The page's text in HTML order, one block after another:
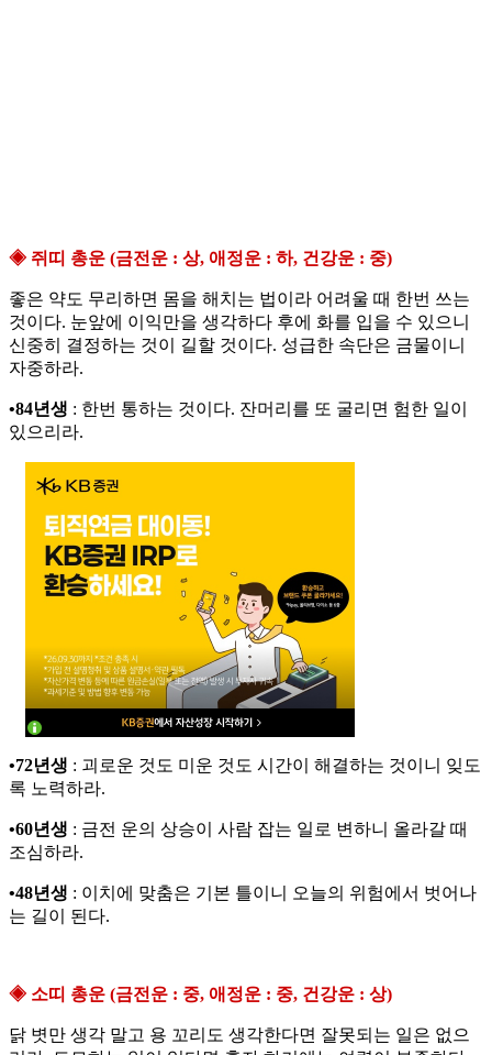
◈ 쥐띠 총운 (금전운 : 상, 애정운 : 하, 건강운 : 중)
좋은 약도 무리하면 몸을 해치는 법이라 어려울 때 한번 쓰는
것이다. 눈앞에 이익만을 생각하다 후에 화를 입을 수 있으니
신중히 결정하는 것이 길할 것이다. 성급한 속단은 금물이니
자중하라.
•84년생 : 한번 통하는 것이다. 잔머리를 또 굴리면 험한 일이
있으리라.
•72년생 : 괴로운 것도 미운 것도 시간이 해결하는 것이니 잊도
록 노력하라.
•60년생 : 금전 운의 상승이 사람 잡는 일로 변하니 올라갈 때
조심하라.
•48년생 : 이치에 맞춤은 기본 틀이니 오늘의 위험에서 벗어나
는 길이 된다.
◈ 소띠 총운 (금전운 : 중, 애정운 : 중, 건강운 : 상)
닭 볏만 생각 말고 용 꼬리도 생각한다면 잘못되는 일은 없으